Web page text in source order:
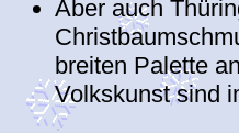
Aber auch
breiten Palette
Volkskunst sind
.